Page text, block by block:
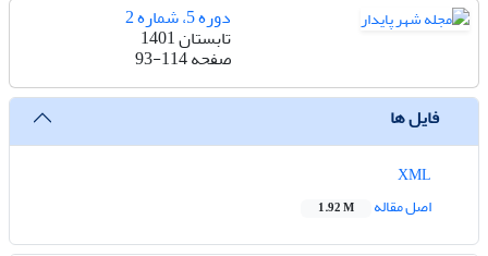
دوره 5، شماره 2
تابستان 1401
صفحه93-114
فایل ها
اصل مقاله
1.92 M